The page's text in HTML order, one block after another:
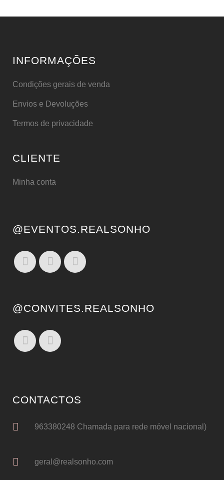
INFORMAÇÕES
Condições gerais de venda
Envios e Devoluções
Termos de privacidade
CLIENTE
Minha conta
@EVENTOS.REALSONHO
@CONVITES.REALSONHO
CONTACTOS
963380248 Chamada para rede móvel nacional)
geral@realsonho.com